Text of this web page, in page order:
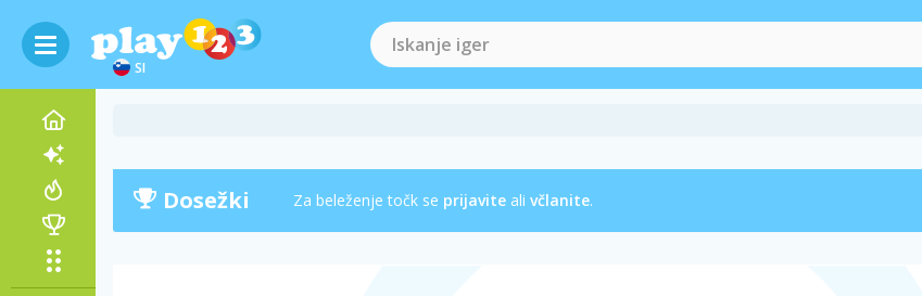
SI
Dosežki Za beleženje točk se prijavite ali včlanite.